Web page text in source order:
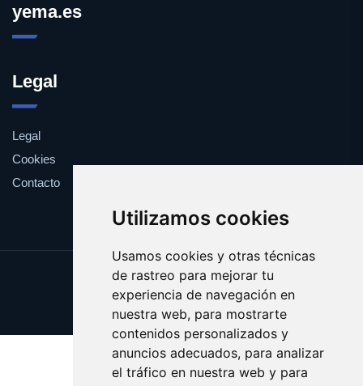
Utilizamos cookies
Usamos cookies y otras técnicas
de rastreo para mejorar tu
experiencia de navegación en
nuestra web, para mostrarte
contenidos personalizados y
anuncios adecuados, para analizar
el tráfico en nuestra web y para
yema.es
Legal
Legal
Cookies
Contacto
Update cookies preferences
Copyright © 2025 yema.es